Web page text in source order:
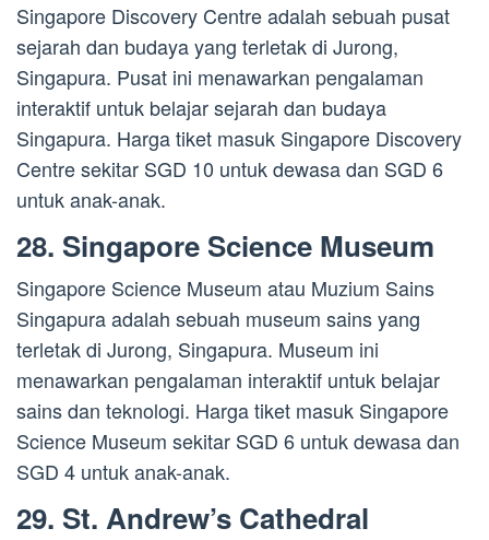
Singapore Discovery Centre adalah sebuah pusat
sejarah dan budaya yang terletak di Jurong,
Singapura. Pusat ini menawarkan pengalaman
interaktif untuk belajar sejarah dan budaya
Singapura. Harga tiket masuk Singapore Discovery
Centre sekitar SGD 10 untuk dewasa dan SGD 6
untuk anak-anak.
28. Singapore Science Museum
Singapore Science Museum atau Muzium Sains
Singapura adalah sebuah museum sains yang
terletak di Jurong, Singapura. Museum ini
menawarkan pengalaman interaktif untuk belajar
sains dan teknologi. Harga tiket masuk Singapore
Science Museum sekitar SGD 6 untuk dewasa dan
SGD 4 untuk anak-anak.
29. St. Andrew’s Cathedral